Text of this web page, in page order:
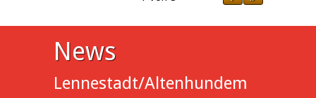
News
Lennestadt/Altenhundem